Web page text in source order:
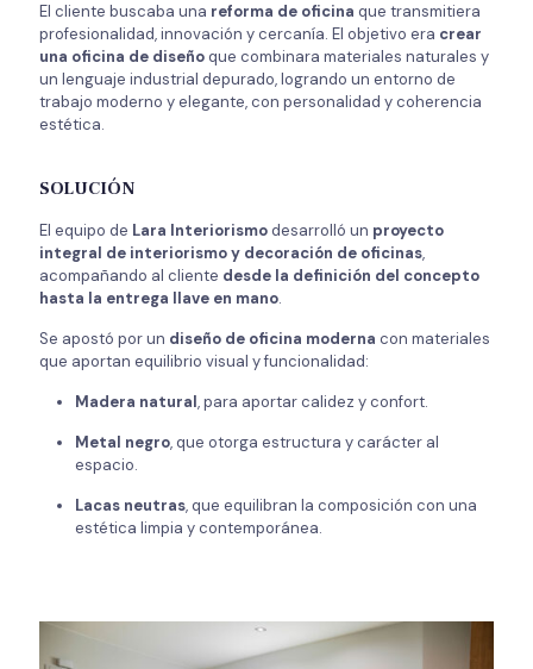
El cliente buscaba una reforma de oficina que transmitiera
profesionalidad, innovación y cercanía. El objetivo era crear
una oficina de diseñoque combinara materiales naturales y
un lenguaje industrial depurado, logrando un entorno de
trabajo moderno y elegante, con personalidad y coherencia
estética.
SOLUCIÓN
El equipo de Lara Interiorismodesarrolló un proyecto
integral de interiorismo y decoración de oficinas,
acompañando al cliente desde la definición del concepto
hasta la entrega llave en mano.
Se apostó por un diseño de oficina moderna con materiales
que aportan equilibrio visual y funcionalidad:
Madera natural, para aportar calidez y confort.
Metal negro, que otorga estructura y carácter al
espacio.
Lacas neutras, que equilibran la composición con una
estética limpia y contemporánea.